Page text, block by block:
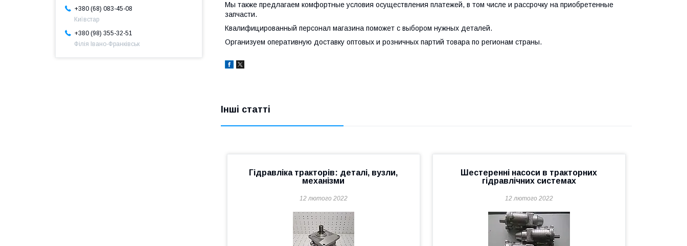
Мы также предлагаем комфортные условия осуществления платежей, в том числе и рассрочку на приобретенные
запчасти.
Квалифицированный персонал магазина поможет с выбором нужных деталей.
Организуем оперативную доставку оптовых и розничных партий товара по регионам страны.
Інші статті
Гідравліка тракторів: деталі, вузли,
механізми
12 лютого 2022
Шестеренні насоси в тракторних
гідравлічних системах
12 лютого 2022
+380 (68) 083-45-08
Київстар
+380 (98) 355-32-51
Філія Івано-Франківськ